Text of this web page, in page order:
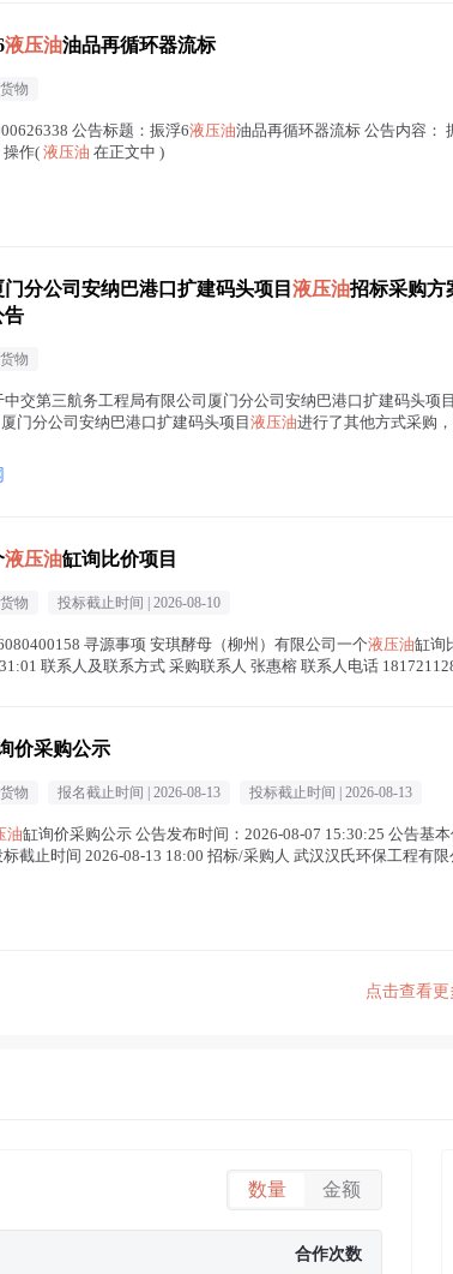
液压油油品再循环器流标
货物
公告标题：振浮6液压油油品再循环器流标 公告内容：
操作( 液压油 在正文中 )
分公司安纳巴港口扩建码头项目 液压油招标采购方
告
货物
中交第三航务工程局有限公司厦门分公司安纳巴港口扩建码头项目
门分公司安纳巴港口扩建码头项目液压油进行了其他方式采购
液压油缸询比价项目
货物 投标截止时间 | 2026-08-10
寻源事项 安琪酵母（柳州）有限公司一个液压油缸询
联系人及联系方式 采购联系人 张惠榕 联系人电话
价采购公示
货物 报名截止时间 | 2026-08-13 投标截止时间 | 2026-08-13
油缸询价采购公示 公告发布时间：2026-08-07 15:30:25 公告基
截止时间 2026-08-13 18:00 招标/采购人 武汉汉氏环保工程有
点击查看更
数量 金额
合作次数